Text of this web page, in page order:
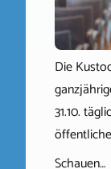
Die
31.10.
Schauen…